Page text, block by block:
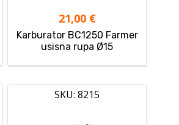
21,00 €
Karburator BC1250 Farmer
usisna rupa Ø15
SKU: 8215